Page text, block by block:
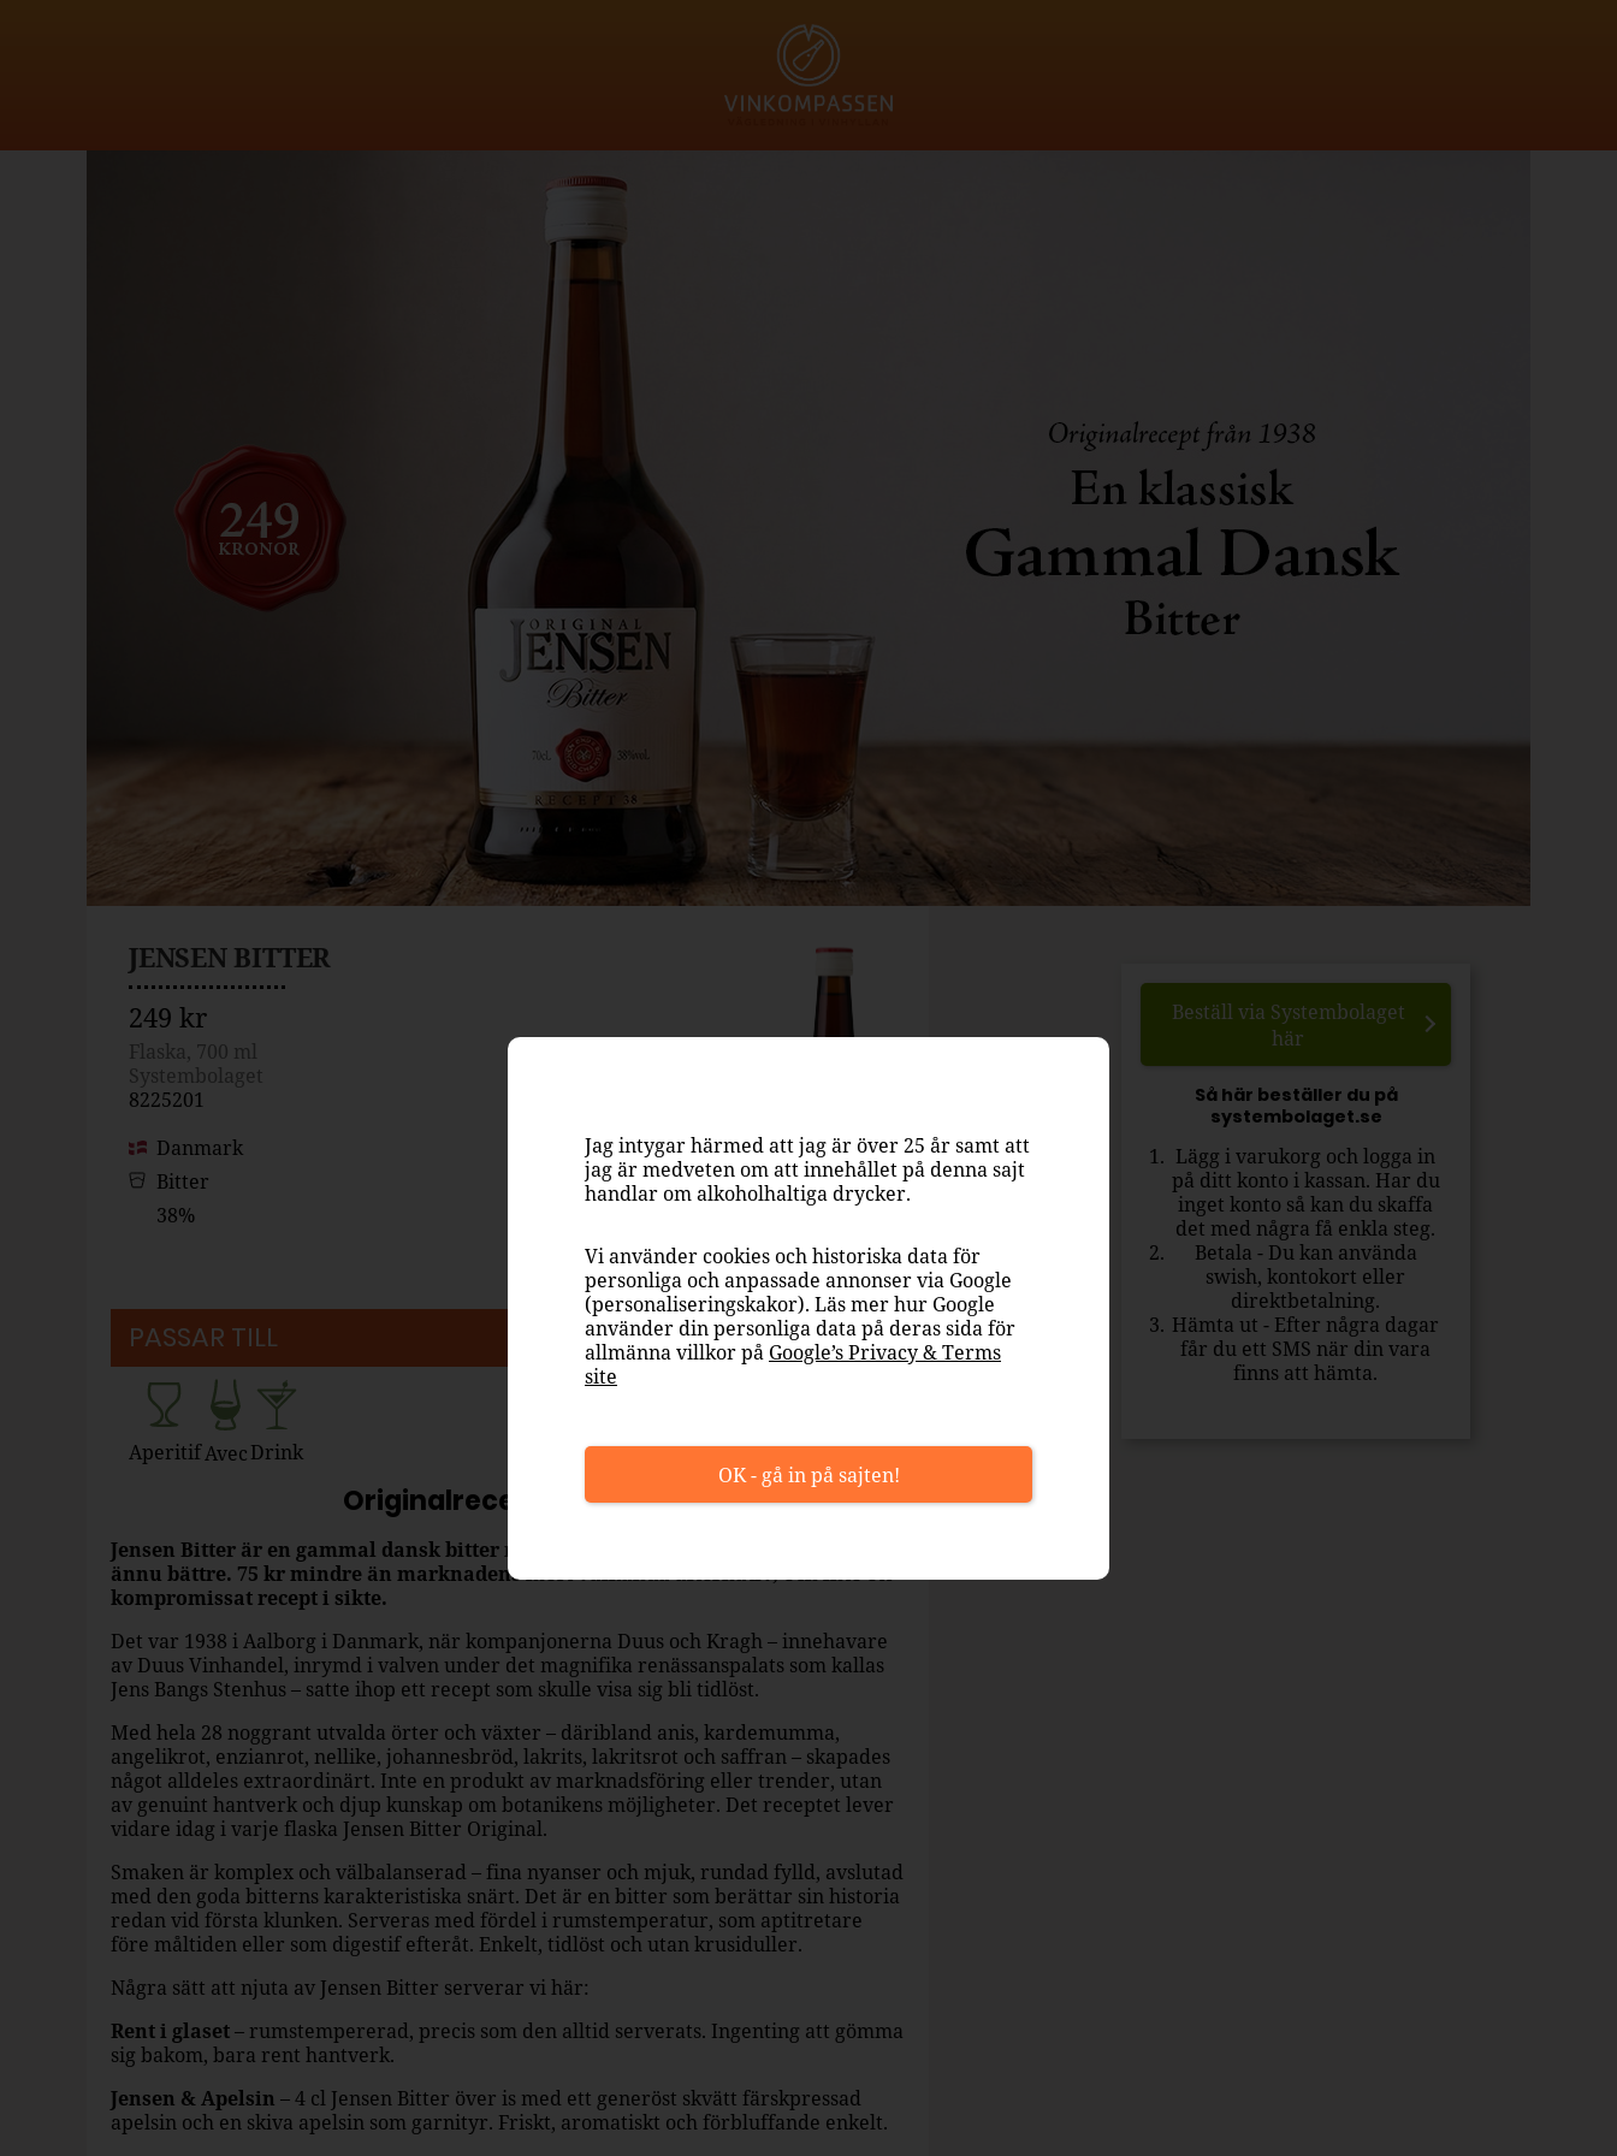
JENSEN BITTER
249 kr
Flaska, 700 ml
Systembolaget
8225201
Danmark
Bitter
38%
PASSAR TILL
AperitifAvecDrink
Originalrecept från 1938
Jensen Bitter är en gammal dansk bitter med historia – och ett pris som smakar
ännu bättre. 75 kr mindre än marknadens mest välkända alternativ, och inte ett
kompromissat recept i sikte.
Det var 1938 i Aalborg i Danmark, när kompanjonerna Duus och Kragh – innehavare
av Duus Vinhandel, inrymd i valven under det magnifika renässanspalats som kallas
Jens Bangs Stenhus – satte ihop ett recept som skulle visa sig bli tidlöst.
Med hela 28 noggrant utvalda örter och växter – däribland anis, kardemumma,
angelikrot, enzianrot, nellike, johannesbröd, lakrits, lakritsrot och saffran – skapades
något alldeles extraordinärt. Inte en produkt av marknadsföring eller trender, utan
av genuint hantverk och djup kunskap om botanikens möjligheter. Det receptet lever
vidare idag i varje flaska Jensen Bitter Original.
Smaken är komplex och välbalanserad – fina nyanser och mjuk, rundad fylld, avslutad
med den goda bitterns karakteristiska snärt. Det är en bitter som berättar sin historia
redan vid första klunken. Serveras med fördel i rumstemperatur, som aptitretare
före måltiden eller som digestif efteråt. Enkelt, tidlöst och utan krusiduller.
Några sätt att njuta av Jensen Bitter serverar vi här:
Rent i glaset– rumstempererad, precis som den alltid serverats. Ingenting att gömma
sig bakom, bara rent hantverk.
Jensen & Apelsin – 4 cl Jensen Bitter över is med ett generöst skvätt färskpressad
apelsin och en skiva apelsin som garnityr. Friskt, aromatiskt och förbluffande enkelt.
Beställ via Systembolaget
här
Så här beställer du på
systembolaget.se
Lägg i varukorg och logga in
på ditt konto i kassan. Har du
inget konto så kan du skaffa
det med några få enkla steg.
Betala - Du kan använda
swish, kontokort eller
direktbetalning.
Hämta ut - Efter några dagar
får du ett SMS när din vara
finns att hämta.
Jag intygar härmed att jag är över 25 år samt att
jag är medveten om att innehållet på denna sajt
handlar om alkoholhaltiga drycker.
Vi använder cookies och historiska data för
personliga och anpassade annonser via Google
(personaliseringskakor). Läs mer hur Google
använder din personliga data på deras sida för
allmänna villkor på Google’s Privacy & Terms
site
OK - gå in på sajten!